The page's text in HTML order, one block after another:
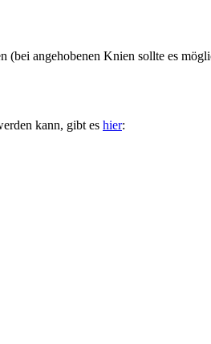
(bei angehobenen Knien sollte es
kann, gibt es hier: